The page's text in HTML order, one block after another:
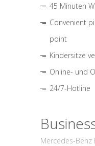
45 Minuten
Convenient
point
Kindersitze
Online- und
24/7-Hotline
Mercedes-Benz